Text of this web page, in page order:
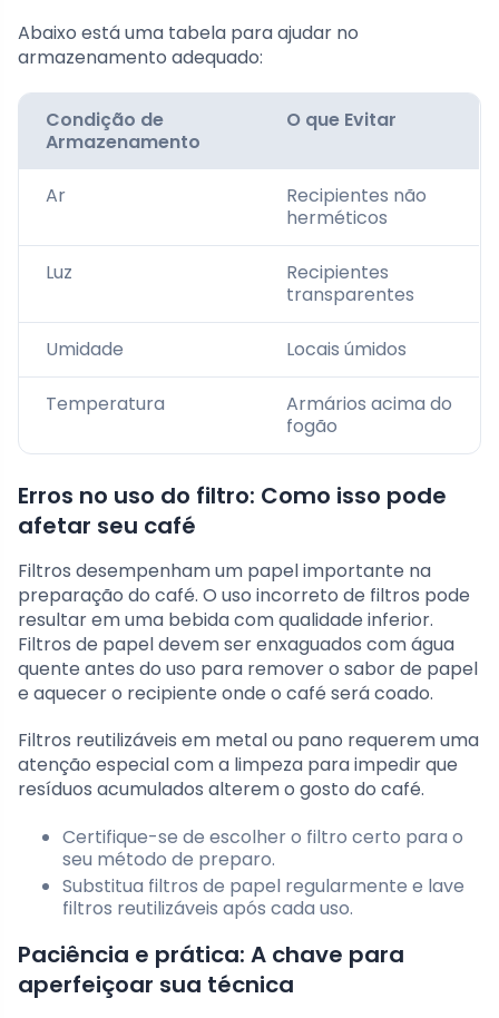
Abaixo está uma tabela para ajudar no
armazenamento adequado:
Condição de
Armazenamento
O que Evitar
Ar
Recipientes não
herméticos
Luz
Recipientes
transparentes
Umidade Locais úmidos
Temperatura
Armários acima do
fogão
Erros no uso do filtro: Como isso pode
afetar seu café
Filtros desempenham um papel importante na
preparação do café. O uso incorreto de filtros pode
resultar em uma bebida com qualidade inferior.
Filtros de papel devem ser enxaguados com água
quente antes do uso para remover o sabor de papel
e aquecer o recipiente onde o café será coado.
Filtros reutilizáveis em metal ou pano requerem uma
atenção especial com a limpeza para impedir que
resíduos acumulados alterem o gosto do café.
Certifique-se de escolher o filtro certo para o
seu método de preparo.
Substitua filtros de papel regularmente e lave
filtros reutilizáveis após cada uso.
Paciência e prática: A chave para
aperfeiçoar sua técnica